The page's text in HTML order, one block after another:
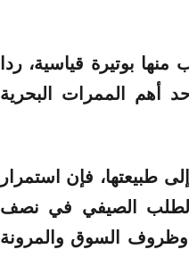
بوتيرة قياسية، ردا
أهم الممرات البحرية
طبيعتها، فإن استمرار
الطلب الصيفي في نصف
وظروف السوق والمرونة